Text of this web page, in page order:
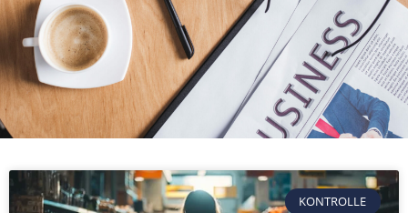
KONTROLLE